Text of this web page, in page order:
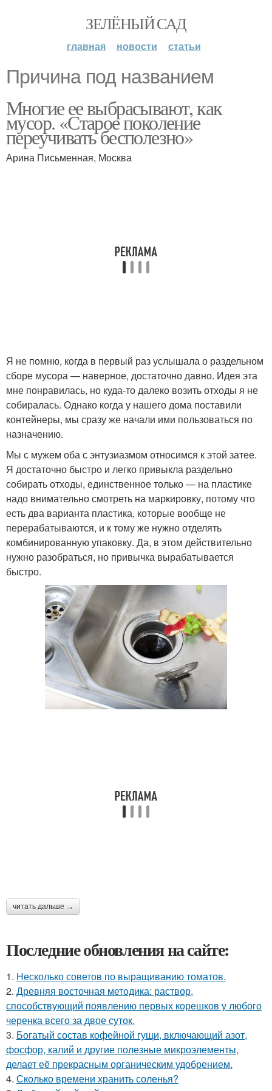
ЗЕЛЁНЫЙ САД
главная новости статьи
Причина под названием
Многие ее выбрасывают, как
мусор. «Старое поколение
переучивать бесполезно»
Арина Письменная, Москва
Я не помню, когда в первый раз услышала о раздельном
сборе мусора — наверное, достаточно давно. Идея эта
мне понравилась, но куда-то далеко возить отходы я не
собиралась. Однако когда у нашего дома поставили
контейнеры, мы сразу же начали ими пользоваться по
назначению.
Мы с мужем оба с энтузиазмом относимся к этой затее.
Я достаточно быстро и легко привыкла раздельно
собирать отходы, единственное только — на пластике
надо внимательно смотреть на маркировку, потому что
есть два варианта пластика, которые вообще не
перерабатываются, и к тому же нужно отделять
комбинированную упаковку. Да, в этом действительно
нужно разобраться, но привычка вырабатывается
быстро.
читать дальше →
Последние обновления на сайте:
1. Несколько советов по выращиванию томатов.
2. Древняя восточная методика: раствор,
способствующий появлению первых корешков у любого
черенка всего за двое суток.
3. Богатый состав кофейной гущи, включающий азот,
фосфор, калий и другие полезные микроэлементы,
делает её прекрасным органическим удобрением.
4. Сколько времени хранить соленья?